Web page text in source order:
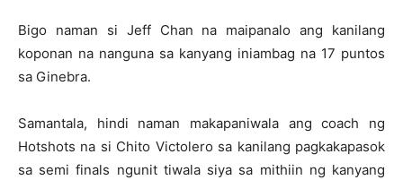
Bigo naman si Jeff Chan na maipanalo ang kanilang
koponan na nanguna sa kanyang iniambag na 17 puntos
sa Ginebra.
Samantala, hindi naman makapaniwala ang coach ng
Hotshots na si Chito Victolero sa kanilang pagkakapasok
sa semi finals ngunit tiwala siya sa mithiin ng kanyang